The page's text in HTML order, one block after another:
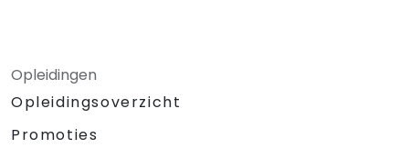
Opleidingen
Opleidingsoverzicht
Promoties